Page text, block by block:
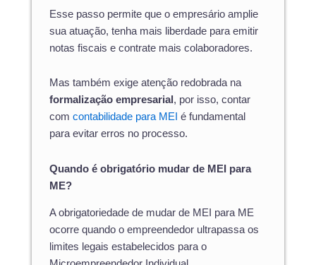
Esse passo permite que o empresário amplie
sua atuação, tenha mais liberdade para emitir
notas fiscais e contrate mais colaboradores.
Mas também exige atenção redobrada na
formalização empresarial , por isso, contar
com contabilidade para MEI é fundamental
para evitar erros no processo.
Quando é obrigatório mudar de MEI para
ME?
A obrigatoriedade de mudar de MEI para ME
ocorre quando o empreendedor ultrapassa os
limites legais estabelecidos para o